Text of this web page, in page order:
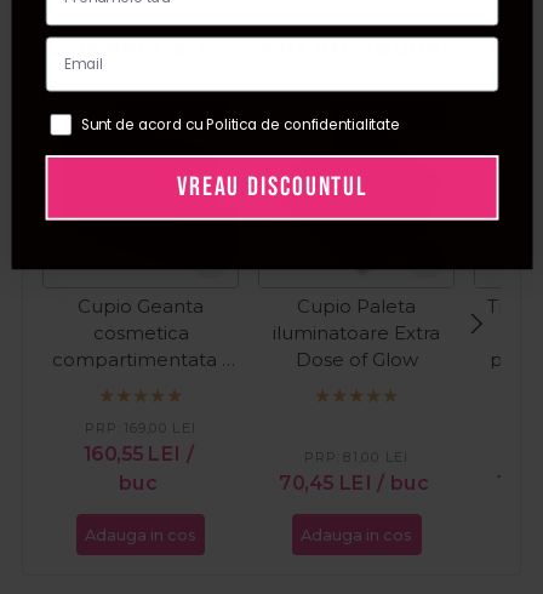
Cumparate frecvent impreuna:
Pret special
Cupio Geanta
cosmetica
compartimentata -
Professional Beauty
160,55 LEI /
buc
PRP: 169,00 LEI
Adauga in cos
Pret special
Cupio Paleta
iluminatoare Extra
Dose of Glow
70,45 LEI / buc
PRP:81,00 LEI
Adauga in cos
The
Sunt de acord cu Politica de confidentialitate
VREAU DISCOUNTUL